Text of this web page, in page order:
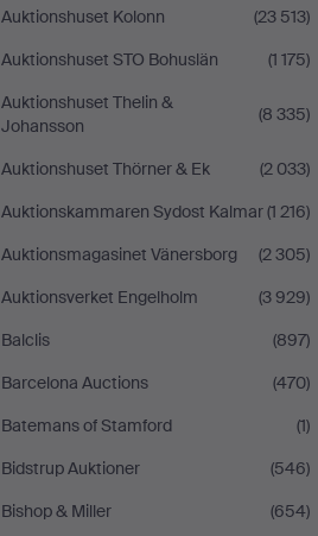
Auktionshuset Kolonn
(23 513)
Auktionshuset STO Bohuslän
(1 175)
Auktionshuset Thelin &
Johansson
(8 335)
Auktionshuset Thörner & Ek
(2 033)
Auktionskammaren Sydost Kalmar(1 216)
Auktionsmagasinet Vänersborg
(2 305)
Auktionsverket Engelholm
(3 929)
Balclis
(897)
Barcelona Auctions
(470)
Batemans of Stamford
(1)
Bidstrup Auktioner
(546)
Bishop & Miller
(654)